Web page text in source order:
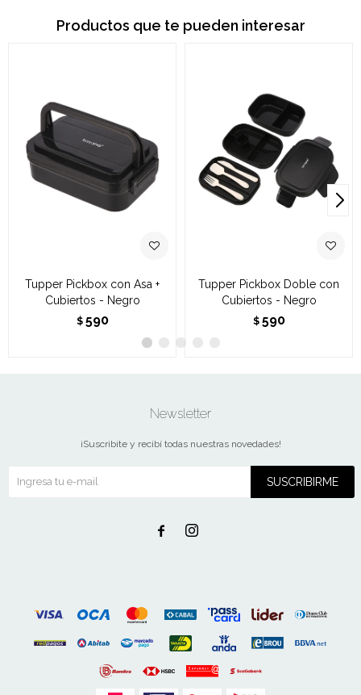
Productos que te pueden interesar
Tupper Pickbox con Asa +
Cubiertos - Negro
$ 590
Tupper Pickbox Doble con
Cubiertos - Negro
$ 590
Newsletter
¡Suscribite y recibí todas nuestras novedades!
SUSCRIBIRME
 